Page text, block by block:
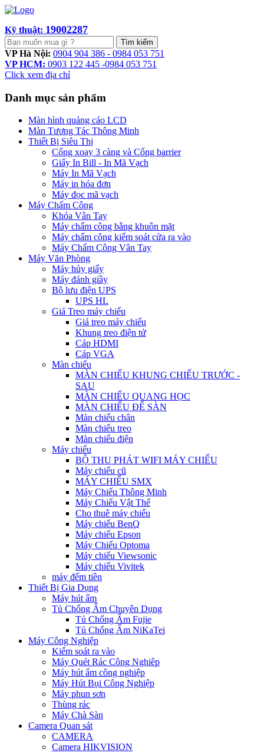
Kỹ thuật: 19002287
Tìm kiếm
VP Hà Nội: 0904 904 386 - 0984 053 751
VP HCM: 0903 122 445 -0984 053 751
Click xem địa chỉ
Danh mục sản phẩm
Màn hình quảng cáo LCD
Màn Tương Tác Thông Minh
Thiết Bị Siêu Thị
Cổng xoay 3 càng và Cổng barrier
Giấy In Bill - In Mã Vạch
Máy In Mã Vạch
Máy in hóa đơn
Máy đọc mã vạch
Máy Chấm Công
Khóa Vân Tay
Máy chấm công bằng khuôn mặt
Máy chấm công kiểm soát cửa ra vào
Máy Chấm Công Vân Tay
Máy Văn Phòng
Máy hủy giấy
Máy đánh giầy
Bộ lưu điện UPS
UPS HL
Giá Treo máy chiếu
Giá treo máy chiếu
Khung treo điện tử
Cáp HDMI
Cáp VGA
Màn chiếu
MÀN CHIẾU KHUNG CHIẾU TRƯỚC -
SAU
MÀN CHIẾU QUANG HỌC
MÀN CHIẾU ĐỂ SÀN
Màn chiếu chân
Màn chiếu treo
Màn chiếu điện
Máy chiếu
BỘ THU PHÁT WIFI MÁY CHIẾU
Máy chiếu cũ
MÁY CHIẾU SMX
Máy Chiếu Thông Minh
Máy Chiếu Vật Thể
Cho thuê máy chiếu
Máy chiếu BenQ
Máy chiếu Epson
Máy Chiếu Optoma
Máy chiếu Viewsonic
Máy chiếu Vivitek
máy đếm tiền
Thiết Bị Gia Dụng
Máy hút ẩm
Tủ Chống Ẩm Chuyên Dụng
Tủ Chống Ẩm Fujie
Tủ Chống Ẩm NiKaTei
Máy Công Nghiệp
Kiểm soát ra vào
Máy Quét Rác Công Nghiêp
Máy hút ẩm công nghiệp
Máy Hút Bụi Công Nghiệp
Máy phun sơn
Thùng rác
Máy Chà Sàn
Camera Quan sát
CAMERA
Camera HIKVISION